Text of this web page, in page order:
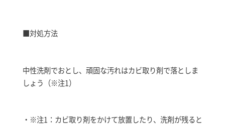
■対処方法
中性洗剤でおとし、頑固な汚れはカビ取り剤で落としま
しょう（※注1）
※注1：カビ取り剤をかけて放置したり、洗剤が残ると